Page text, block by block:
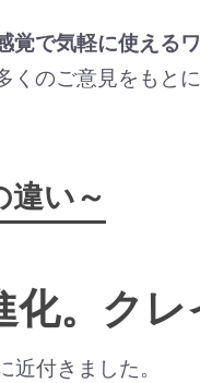
覚で気軽に使える
くのご意見をもと
違い～
化。クレ
近付きました。